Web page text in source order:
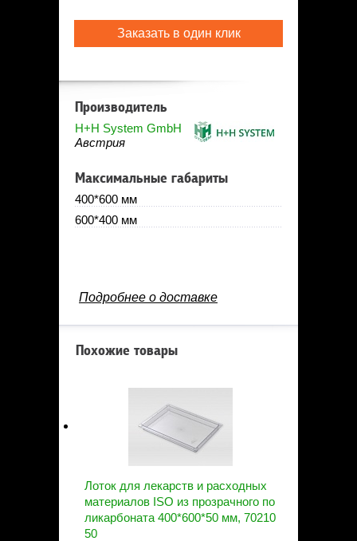
Заказать в один клик
Производитель
H+H System GmbH
Австрия
Максимальные габариты
400*600 мм
600*400 мм
Подробнее о доставке
Похожие товары
Лоток для лекарств и расходных
материалов ISO из прозрачного по
ликарбоната 400*600*50 мм, 70210
50